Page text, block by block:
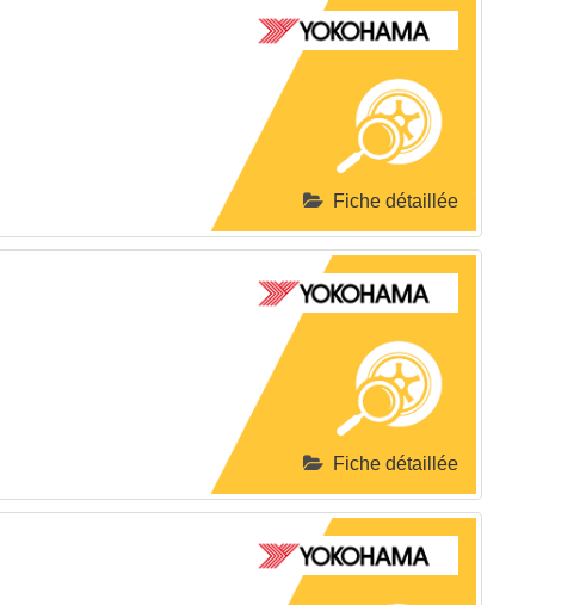
Fiche détaillée
Fiche détaillée